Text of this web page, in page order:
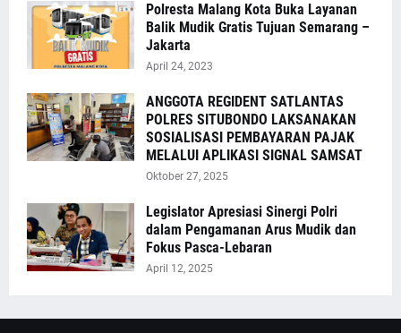
Polresta Malang Kota Buka Layanan
Balik Mudik Gratis Tujuan Semarang –
Jakarta
April 24, 2023
ANGGOTA REGIDENT SATLANTAS
POLRES SITUBONDO LAKSANAKAN
SOSIALISASI PEMBAYARAN PAJAK
MELALUI APLIKASI SIGNAL SAMSAT
Oktober 27, 2025
Legislator Apresiasi Sinergi Polri
dalam Pengamanan Arus Mudik dan
Fokus Pasca-Lebaran
April 12, 2025